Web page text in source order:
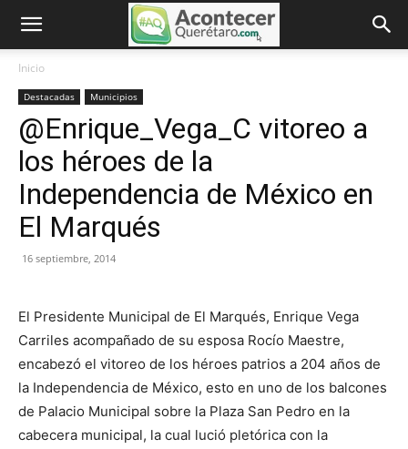
Inicio
Destacadas Municipios
@Enrique_Vega_C vitoreo a
los héroes de la
Independencia de México en
El Marqués
16 septiembre, 2014
El Presidente Municipal de El Marqués, Enrique Vega
Carriles acompañado de su esposa Rocío Maestre,
encabezó el vitoreo de los héroes patrios a 204 años de
la Independencia de México, esto en uno de los balcones
de Palacio Municipal sobre la Plaza San Pedro en la
cabecera municipal, la cual lució pletórica con la